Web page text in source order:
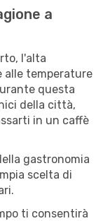
a
l'alta
alle temperature
questa
della città,
in un caffè
gastronomia
scelta di
ti consentirà